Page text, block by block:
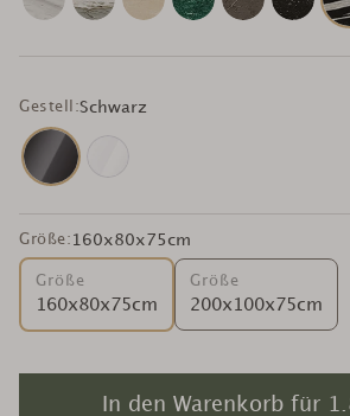
Gestell:Schwarz
Größe: 160x80x75cm
Größe
160x80x75cm
Größe
200x100x75cm
In den Warenkorb für